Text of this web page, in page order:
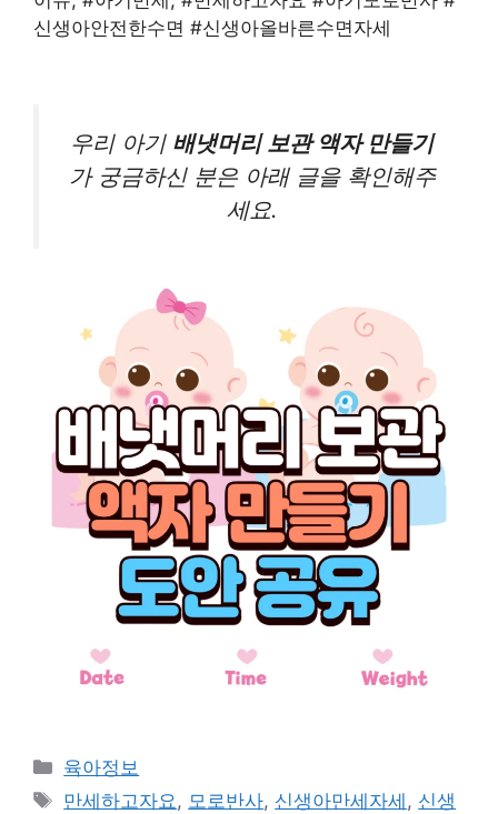
신생아안전한수면 #신생아올바른수면자세
우리 아기 배냇머리 보관 액자 만들기
가 궁금하신 분은 아래 글을 확인해주
세요.
Categories
육아정보
Tags
만세하고자요, 모로반사, 신생아만세자세 , 신생